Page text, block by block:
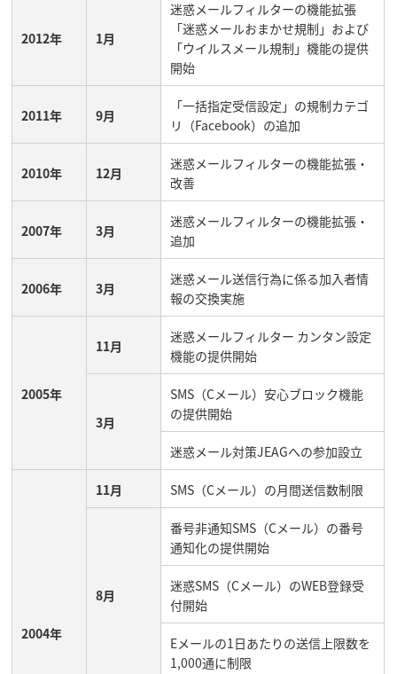
2012年 1月
迷惑メールフィルターの機能拡張
「迷惑メールおまかせ規制」および
「ウイルスメール規制」機能の提供
開始
2011年 9月
「一括指定受信設定」の規制カテゴ
リ（Facebook）の追加
2010年 12月
迷惑メールフィルターの機能拡張・
改善
2007年 3月
迷惑メールフィルターの機能拡張・
追加
2006年 3月
迷惑メール送信行為に係る加入者情
報の交換実施
2005年
11月
迷惑メールフィルター カンタン設定
機能の提供開始
3月
SMS（Cメール）安心ブロック機能
の提供開始
迷惑メール対策JEAGへの参加設立
2004年
11月 SMS（Cメール）の月間送信数制限
8月
番号非通知SMS（Cメール）の番号
通知化の提供開始
迷惑SMS（Cメール）のWEB登録受
付開始
Eメールの1日あたりの送信上限数を
1,000通に制限